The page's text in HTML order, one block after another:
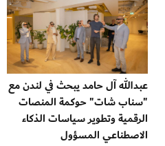
عبدالله آل حامد يبحث في لندن مع
"سناب شات" حوكمة المنصات
الرقمية وتطوير سياسات الذكاء
الاصطناعي المسؤول